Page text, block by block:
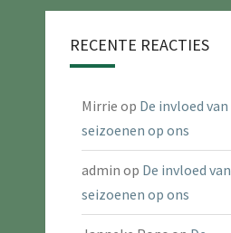
RECENTE REACTIES
Mirrie op De invloed van
seizoenen op ons
admin op De invloed van
seizoenen op ons